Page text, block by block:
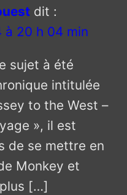
dit :
à 20 h 04 min
sujet à été
intitulée
to the West –
», il est
de se mettre en
Monkey et
[…]